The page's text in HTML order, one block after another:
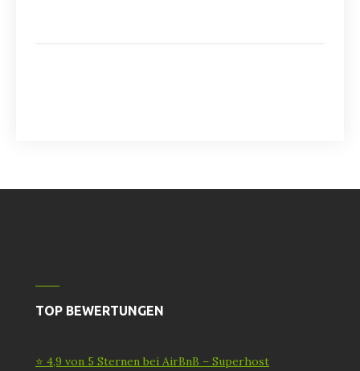
TOP BEWERTUNGEN
⭐ 4,9 von 5 Sternen bei AirBnB – Superhost